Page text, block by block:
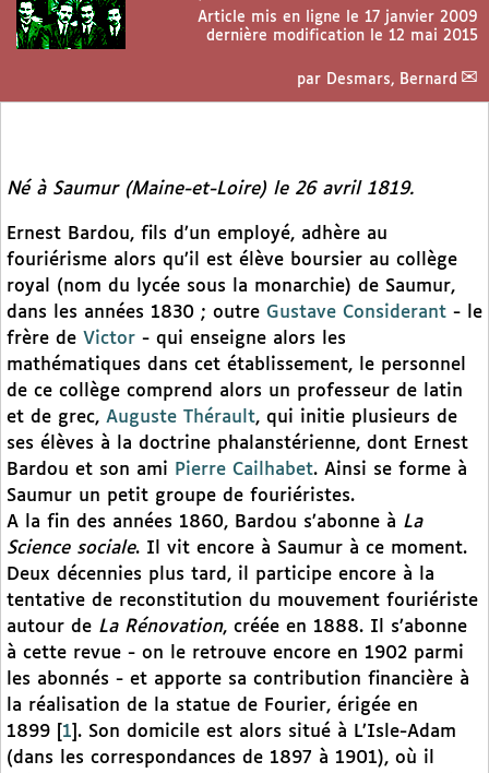
Article mis en ligne le 17 janvier 2009
dernière modification le 12 mai 2015
par Desmars, Bernard
Né à Saumur (Maine-et-Loire) le 26 avril 1819.
Ernest Bardou, fils d’un employé, adhère au
fouriérisme alors qu’il est élève boursier au collège
royal (nom du lycée sous la monarchie) de Saumur,
dans les années 1830 ; outre Gustave Considerant - le
frère de Victor - qui enseigne alors les
mathématiques dans cet établissement, le personnel
de ce collège comprend alors un professeur de latin
et de grec, Auguste Thérault, qui initie plusieurs de
ses élèves à la doctrine phalanstérienne, dont Ernest
Bardou et son ami Pierre Cailhabet. Ainsi se forme à
Saumur un petit groupe de fouriéristes.
A la fin des années 1860, Bardou s’abonne à La
Science sociale. Il vit encore à Saumur à ce moment.
Deux décennies plus tard, il participe encore à la
tentative de reconstitution du mouvement fouriériste
autour de La Rénovation, créée en 1888. Il s’abonne
à cette revue - on le retrouve encore en 1902 parmi
les abonnés - et apporte sa contribution financière à
la réalisation de la statue de Fourier, érigée en
1899
1 . Son domicile est alors situé à L’Isle-Adam
(dans les correspondances de 1897 à 1901), où il